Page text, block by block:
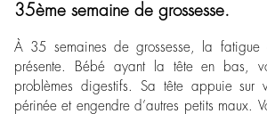
35ème semaine de grossesse.
À 35 semaines de grossesse, la fatigue
présente. Bébé ayant la tête en bas,
problèmes digestifs. Sa tête appuie sur
périnée et engendre d’autres petits maux.